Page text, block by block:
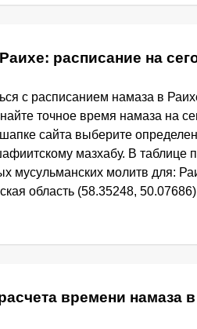
расписание на
с расписанием намаза в
точное время намаза на
сайта выберите
мазхабу. В таблице
мусульманских молитв для:
область (58.35248,
времени намаза